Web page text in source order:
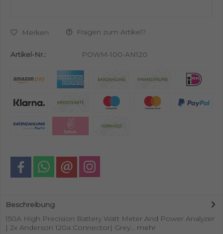
Merken Fragen zum Artikel?
Artikel-Nr.: POWM-100-AN120
Beschreibung
150A High Precision Battery Watt Meter And Power Analyzer
| 2x Anderson 120a Connector| Grey... mehr